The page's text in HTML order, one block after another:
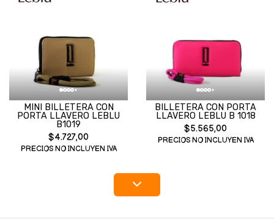
MINI BILLETERA CON
PORTA LLAVERO LEBLU
B1019
$4.727,00
PRECIOS NO INCLUYEN IVA
BILLETERA CON PORTA
LLAVERO LEBLU B 1018
$5.565,00
PRECIOS NO INCLUYEN IVA